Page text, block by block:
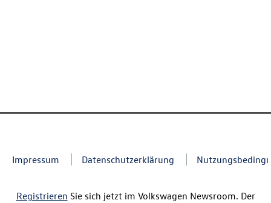
Impressum Datenschutzerklärung
Registrieren Sie sich jetzt im Volkswagen Newsroom. Der